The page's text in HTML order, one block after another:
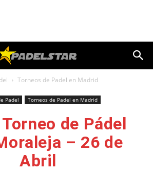
Torneos de Padel en Madrid
Padel Torneos de Padel en Madrid
de Pádel
– 26 de
Abril